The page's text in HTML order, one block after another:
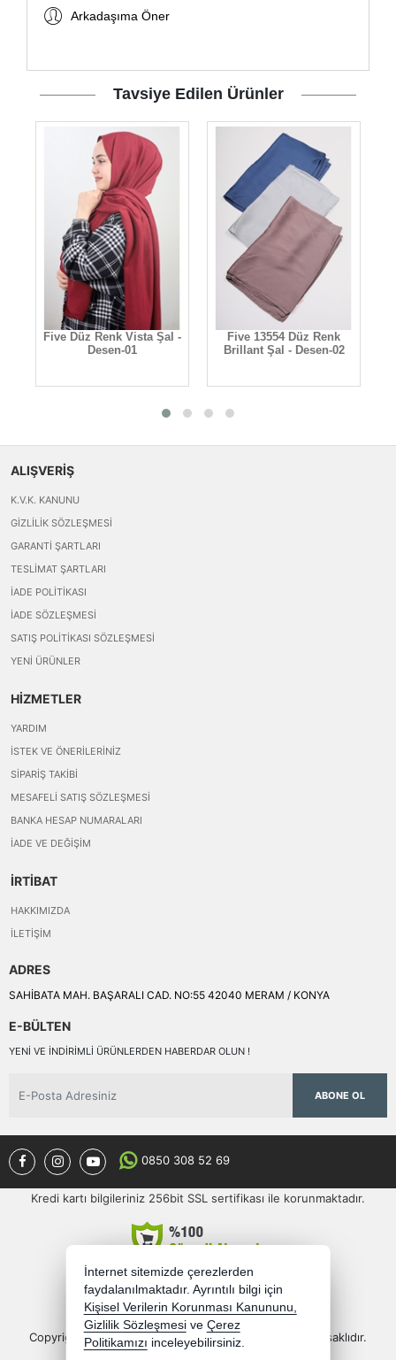
Arkadaşıma Öner
Tavsiye Edilen Ürünler
Five Düz Renk Vista Şal -
Desen-01
Five 13554 Düz Renk
Brillant Şal - Desen-02
ALIŞVERİŞ
K.V.K. KANUNU
GIZLILIK SÖZLEŞMESI
GARANTI ŞARTLARI
TESLIMAT ŞARTLARI
İADE POLITIKASI
İADE SÖZLEŞMESI
SATIŞ POLITIKASI SÖZLEŞMESI
YENI ÜRÜNLER
HİZMETLER
YARDIM
İSTEK VE ÖNERILERINIZ
SIPARIŞ TAKIBI
MESAFELI SATIŞ SÖZLEŞMESI
BANKA HESAP NUMARALARI
İADE VE DEĞIŞIM
İRTİBAT
HAKKIMIZDA
İLETIŞIM
ADRES
SAHİBATA MAH. BAŞARALI CAD. NO:55 42040 MERAM / KONYA
E-BÜLTEN
YENI VE INDIRIMLI ÜRÜNLERDEN HABERDAR OLUN !
ABONE OL
0850 308 52 69
Kredi kartı bilgileriniz 256bit SSL sertifikası ile korunmaktadır.
Copyright 2026 semercioglutoptan.com - Tüm hakları saklıdır.
İnternet sitemizde çerezlerden
faydalanılmaktadır. Ayrıntılı bilgi için
Kişisel Verilerin Korunması Kanununu,
Gizlilik Sözleşmesi ve Çerez
Politikamızı inceleyebilirsiniz.